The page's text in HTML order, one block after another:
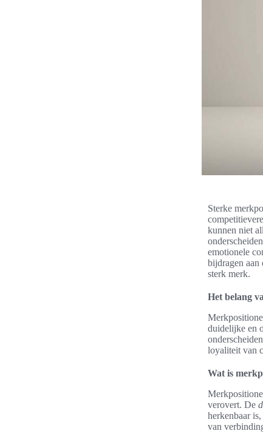
Sterke
kunnen niet
emotionele
bijdragen aan
sterk merk.
Het belang
duidelijke en
loyaliteit van
Wat is
verovert. De
herkenbaar
van